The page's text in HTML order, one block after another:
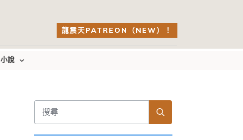
龍震天PATREON（NEW）！
小說